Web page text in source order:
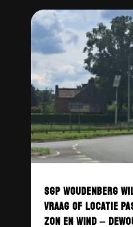
SGP WOUDENBERG
VRAAG OF LOCATIE
ZON EN WIND –